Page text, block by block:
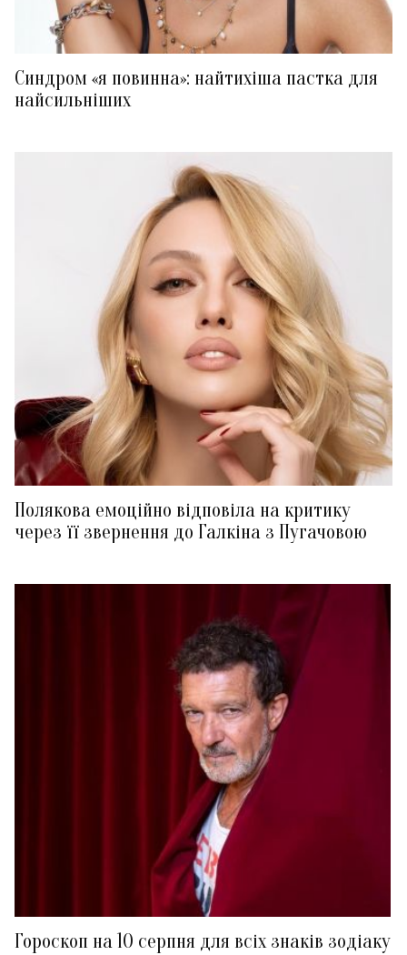
Синдром «я повинна»: найтихіша пастка для
найсильніших
Полякова емоційно відповіла на критику
через її звернення до Галкіна з Пугачовою
Гороскоп на 10 серпня для всіх знаків зодіаку